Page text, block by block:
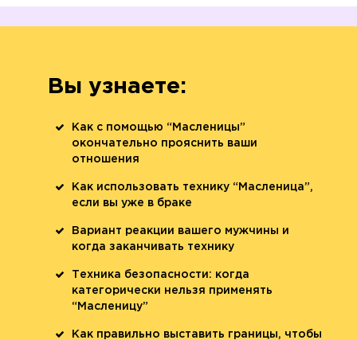
Вы узнаете:
Как с помощью “Масленицы”
окончательно прояснить ваши
отношения
Как использовать технику “Масленица”,
если вы уже в браке
Вариант реакции вашего мужчины и
когда заканчивать технику
Техника безопасности: когда
категорически нельзя применять
“Масленицу”
Как правильно выставить границы, чтобы